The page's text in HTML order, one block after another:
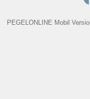
PEGELONLINE Mobil